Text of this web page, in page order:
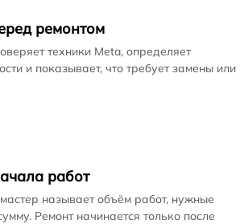
ремонтом
техники Meta, определяет
и показывает, что требует замены или
работ
называет объём работ, нужные
Ремонт начинается только после